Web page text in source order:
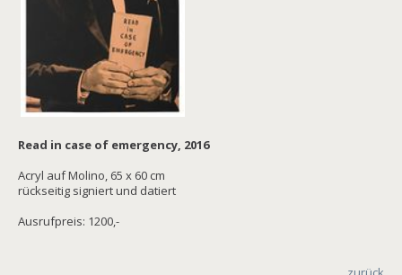
Read in case of emergency, 2016
Acryl auf Molino, 65 x 60 cm
rückseitig signiert und datiert
Ausrufpreis: 1200,-